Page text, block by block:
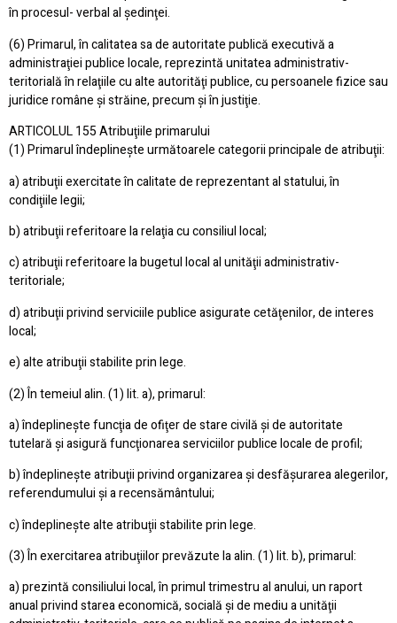
în procesul- verbal al şedinţei.
(6) Primarul, în calitatea sa de autoritate publică executivă a
administraţiei publice locale, reprezintă unitatea administrativ-
teritorială în relaţiile cu alte autorităţi publice, cu persoanele fizice sau
juridice române şi străine, precum şi în justiţie.
ARTICOLUL 155 Atribuţiile primarului
(1) Primarul îndeplineşte următoarele categorii principale de atribuţii:
a) atribuţii exercitate în calitate de reprezentant al statului, în
condiţiile legii;
b) atribuţii referitoare la relaţia cu consiliul local;
c) atribuţii referitoare la bugetul local al unităţii administrativ-
teritoriale;
d) atribuţii privind serviciile publice asigurate cetăţenilor, de interes
local;
e) alte atribuţii stabilite prin lege.
(2) În temeiul alin. (1) lit. a), primarul:
a) îndeplineşte funcţia de ofiţer de stare civilă şi de autoritate
tutelară şi asigură funcţionarea serviciilor publice locale de profil;
b) îndeplineşte atribuţii privind organizarea şi desfăşurarea alegerilor,
referendumului şi a recensământului;
c) îndeplineşte alte atribuţii stabilite prin lege.
(3) În exercitarea atribuţiilor prevăzute la alin. (1) lit. b), primarul:
a) prezintă consiliului local, în primul trimestru al anului, un raport
anual privind starea economică, socială şi de mediu a unităţii